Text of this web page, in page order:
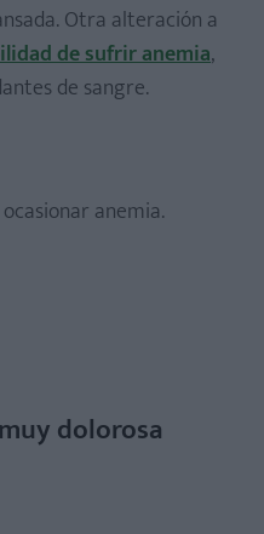
Otra alteración a
de sufrir anemia,
de sangre.
anemia.
dolorosa